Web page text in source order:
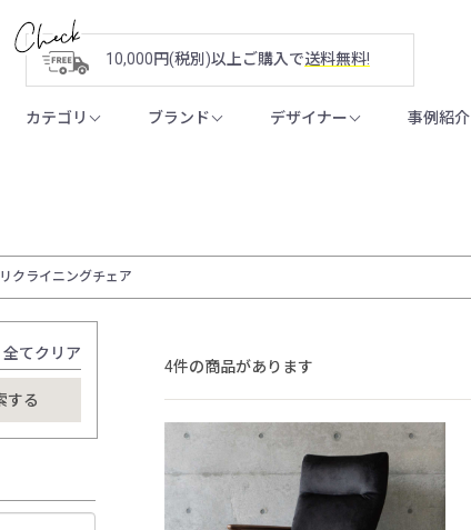
10,000円(税別)以上ご購入で送料無料!
カテゴリ ブランド デザイナー 事例紹介
リクライニングチェア
全てクリア
4件の商品があります